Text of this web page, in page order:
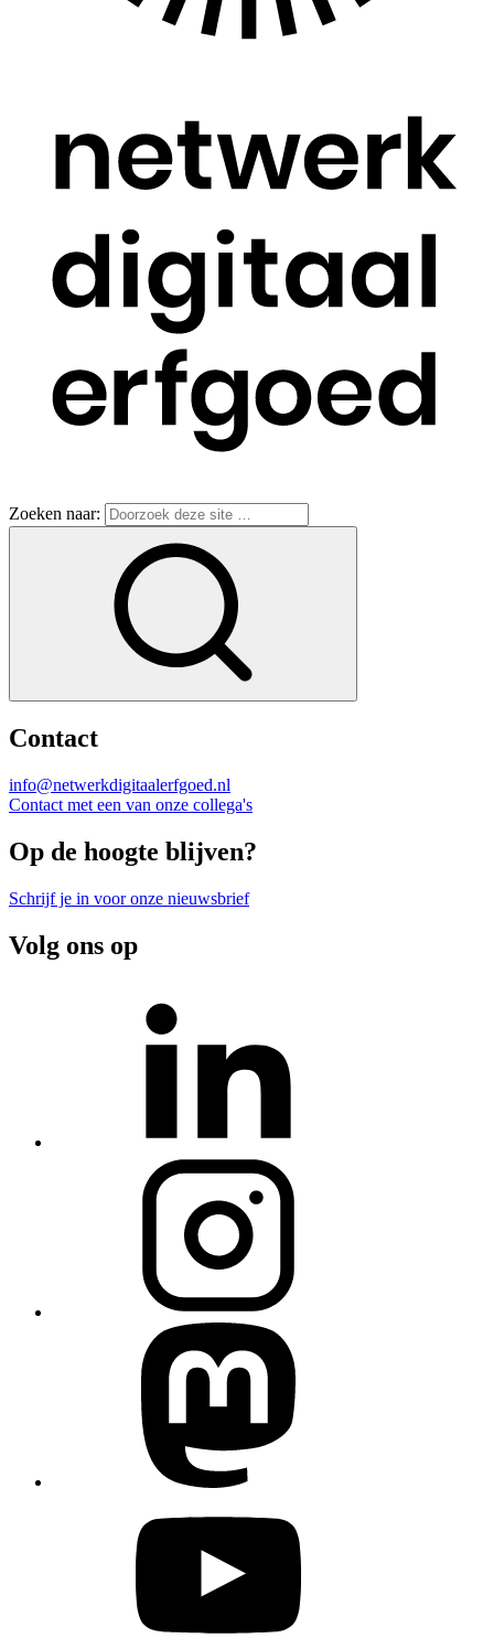
Zoeken naar:
Contact
info@netwerkdigitaalerfgoed.nl
Contact met een van onze collega's
Op de hoogte blijven?
Schrijf je in voor onze nieuwsbrief
Volg ons op